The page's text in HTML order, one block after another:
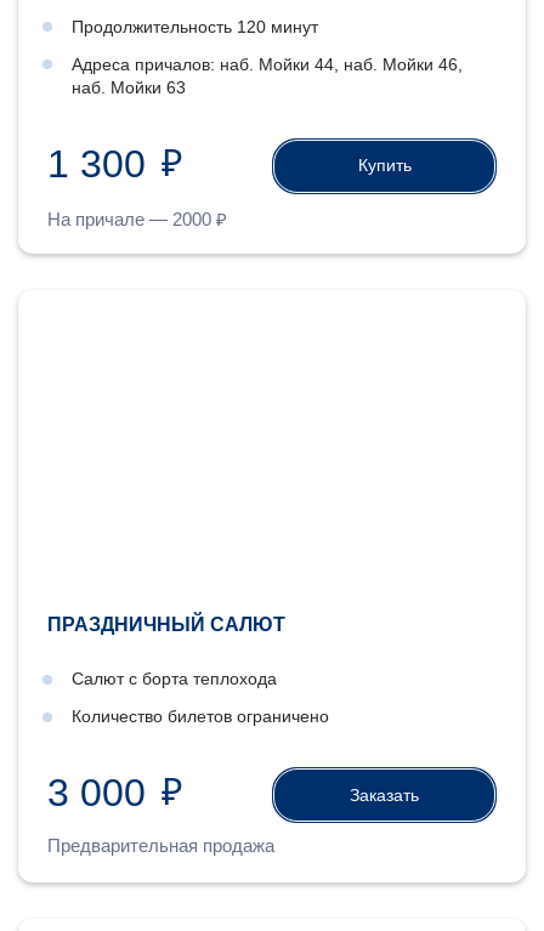
Продолжительность 120 минут
Адреса причалов: наб. Мойки 44, наб. Мойки 46,
наб. Мойки 63
1 300 ₽ Купить
На причале — 2000 ₽
ПРАЗДНИЧНЫЙ САЛЮТ
Салют с борта теплохода
Количество билетов ограничено
3 000 ₽ Заказать
Предварительная продажа